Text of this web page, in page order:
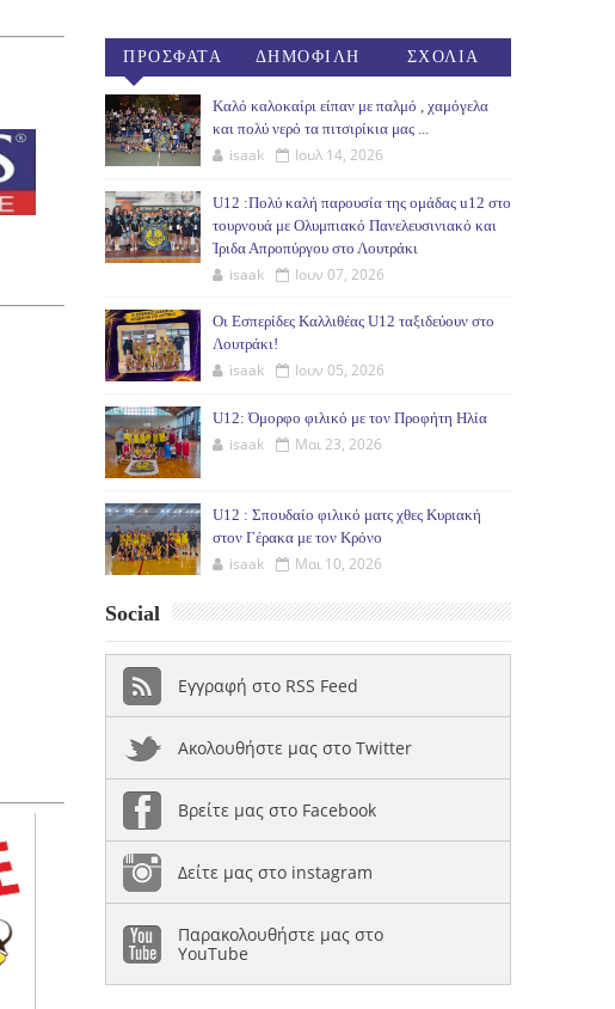
ΠΡΟΣΦΑΤΑ ΔΗΜΟΦΙΛΗ ΣΧΟΛΙΑ
Καλό καλοκαίρι είπαν με παλμό , χαμόγελα
και πολύ νερό τα πιτσιρίκια μας ...
isaak Ιουλ 14, 2026
U12 :Πολύ καλή παρουσία της ομάδας u12 στο
τουρνουά με Ολυμπιακό Πανελευσινιακό και
Ίριδα Απροπύργου στο Λουτράκι
isaak Ιουν 07, 2026
Οι Εσπερίδες Καλλιθέας U12 ταξιδεύουν στο
Λουτράκι!
isaak Ιουν 05, 2026
U12: Όμορφο φιλικό με τον Προφήτη Ηλία
isaak Μαι 23, 2026
U12 : Σπουδαίο φιλικό ματς χθες Κυριακή
στον Γέρακα με τον Κρόνο
isaak Μαι 10, 2026
Social
Εγγραφή στο RSS Feed
Ακολουθήστε μας στο Twitter
Βρείτε μας στο Facebook
Δείτε μας στο instagram
Παρακολουθήστε μας στο
YouTube